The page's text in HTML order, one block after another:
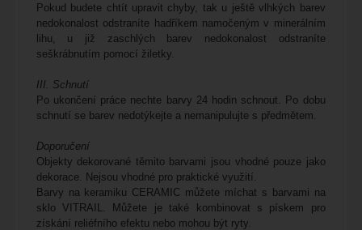
Pokud budete chtít upravit chyby, tak u ještě vlhkých barev
nedokonalost odstraníte hadříkem namočeným v minerálním
lihu, u již zaschlých barev nedokonalost odstraníte
seškrábnutím pomocí žiletky.
III. Schnutí
Po ukončení práce nechte barvy 24 hodin schnout. Po dobu
schnutí se barev nedotýkejte a nemanipulujte s předmětem.
Doporučení
Objekty dekorované těmito barvami jsou vhodné pouze jako
dekorace. Nejsou vhodné pro praktické využití.
Barvy na keramiku CERAMIC můžete míchat s barvami na
sklo VITRAIL. Můžete je také kombinovat s pískem pro
získání reliéfního efektu nebo mohou být ryty.